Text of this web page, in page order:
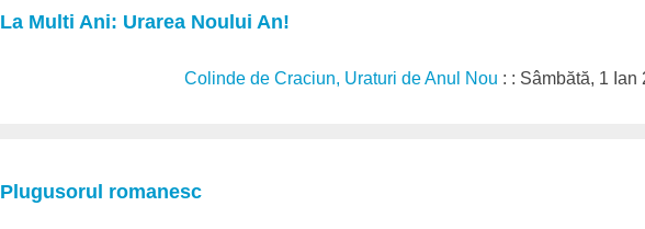
La Multi Ani: Urarea Noului An!
Colinde de Craciun, Uraturi de Anul Nou : : Sâmbătă, 1 Ian
Plugusorul romanesc